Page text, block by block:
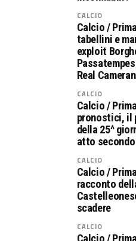
CALCIO
Calcio /
tabellini e
exploit
Real
CALCIO
Calcio /
pronostici, il
della 25^
atto secondo
CALCIO
Calcio /
racconto
scadere
CALCIO
Calcio /